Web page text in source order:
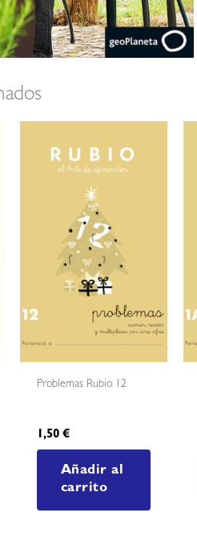
Problemas Rubio 12
1,50 €
Añadir al
carrito